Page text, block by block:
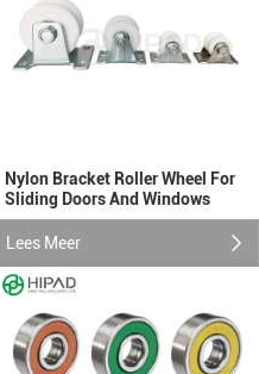
Nylon Bracket Roller Wheel For
Sliding Doors And Windows
Lees Meer